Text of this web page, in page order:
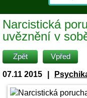
Narcistická
uvěznění v
Zpět Vpřed
07.11 2015